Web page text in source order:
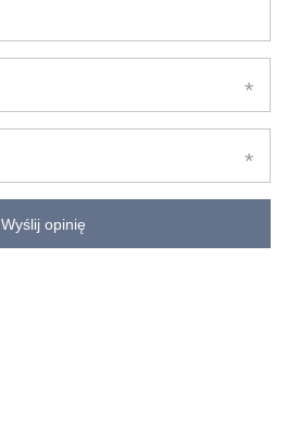
Wyślij opinię